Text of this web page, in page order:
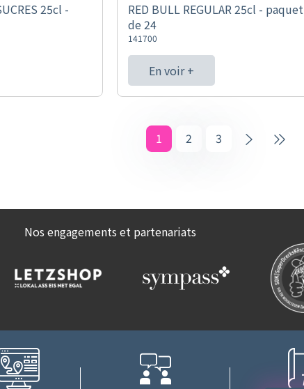
25cl -
RED BULL REGULAR 25cl - paquet
de 24
141700
En voir +
1 2 3
Nos engagements et partenariats